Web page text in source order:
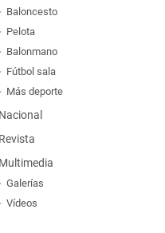
Baloncesto
Pelota
Balonmano
Fútbol sala
Más deporte
Nacional
Revista
Multimedia
Galerías
Vídeos